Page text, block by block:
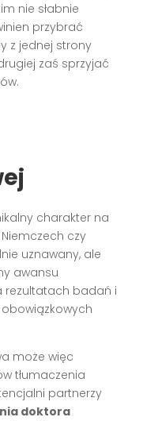
nie słabnie
przybrać
z jednej strony
zaś sprzyjać
charakter na
czy
uznawany, ale
awansu
rezultatach badań i
może więc
tłumaczenia
partnerzy
doktora